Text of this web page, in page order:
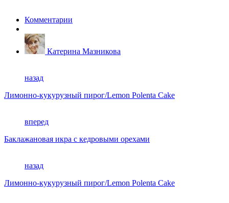
Комментарии
Катерина Мазникова
назад
Лимонно-кукурузный пирог/Lemon Polenta Cake
вперед
Баклажановая икра с кедровыми орехами
назад
Лимонно-кукурузный пирог/Lemon Polenta Cake